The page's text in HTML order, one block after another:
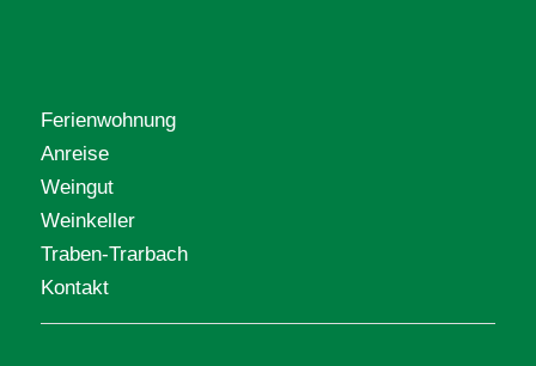
Ferienwohnung
Anreise
Weingut
Weinkeller
Traben-Trarbach
Kontakt